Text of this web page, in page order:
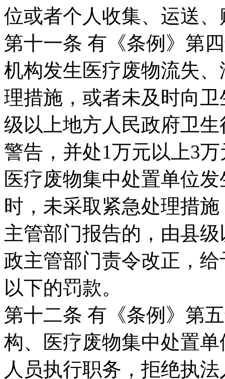
位或者个人收集、运送
第十一条 有《条例》第
机构发生医疗废物流失
理措施，或者未及时向
级以上地方人民政府卫
警告，并处1万元以上3
医疗废物集中处置单位
时，未采取紧急处理措
主管部门报告的，由县
政主管部门责令改正，
以下的罚款。
第十二条 有《条例》第
构、医疗废物集中处置
人员执行职务，拒绝执